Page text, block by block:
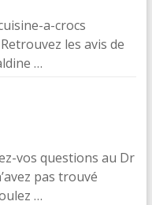
a-crocs
les avis de
…
vos questions au Dr
pas trouvé
…